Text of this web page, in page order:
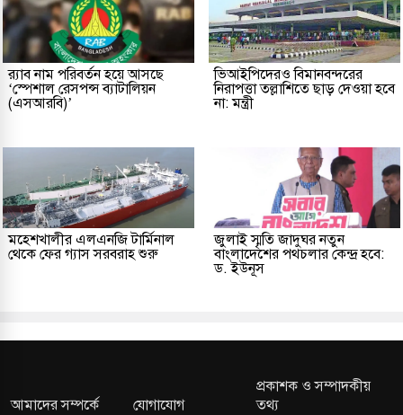
র‌্যাব নাম পরিবর্তন হয়ে আসছে
‘স্পেশাল রেসপন্স ব্যাটালিয়ন
(এসআরবি)’
ভিআইপিদেরও বিমানবন্দরের
নিরাপত্তা তল্লাশিতে ছাড় দেওয়া হবে
না: মন্ত্রী
মহেশখালীর এলএনজি টার্মিনাল
থেকে ফের গ্যাস সরবরাহ শুরু
জুলাই স্মৃতি জাদুঘর নতুন
বাংলাদেশের পথচলার কেন্দ্র হবে:
ড. ইউনূস
আমাদের সম্পর্কে যোগাযোগ
প্রকাশক ও সম্পাদকীয়
তথ্য